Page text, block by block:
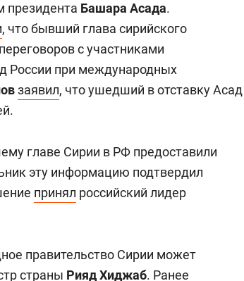
президента Башара Асада.
, что бывший глава сирийского
с участниками
России при международных
заявил, что ушедший в отставку Асад
главе Сирии в РФ предоставили
эту информацию подтвердил
принял российский лидер
правительство Сирии может
страны Рияд Хиджаб. Ранее